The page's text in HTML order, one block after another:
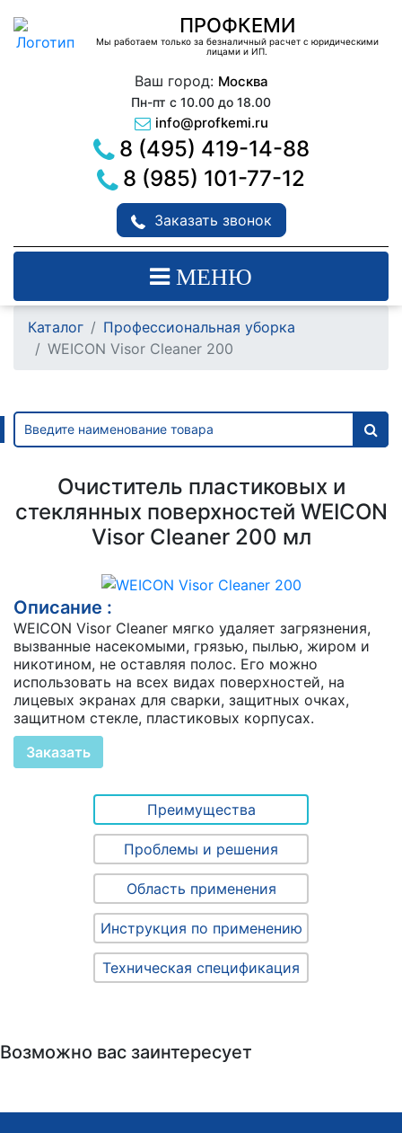
ПРОФКЕМИ
Мы работаем только за безналичный расчет с юридическими
лицами и ИП.
Ваш город: Москва
Пн-пт с 10.00 до 18.00
info@profkemi.ru
8 (495) 419-14-88
8 (985) 101-77-12
Заказать звонок
МЕНЮ
Каталог
Профессиональная уборка
WEICON Visor Cleaner 200
Очиститель пластиковых и
стеклянных поверхностей WEICON
Visor Cleaner 200 мл
Описание :
WEICON Visor Cleaner мягко удаляет загрязнения,
вызванные насекомыми, грязью, пылью, жиром и
никотином, не оставляя полос. Его можно
использовать на всех видах поверхностей, на
лицевых экранах для сварки, защитных очках,
защитном стекле, пластиковых корпусах.
Заказать
Преимущества
Проблемы и решения
Область применения
Инструкция по применению
Техническая спецификация
Возможно вас заинтересует